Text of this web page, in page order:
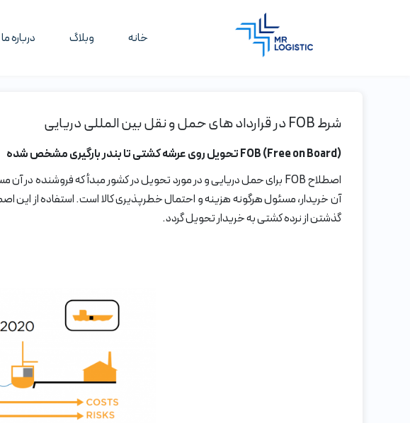
خانه وبلاگ درباره ما
شرط FOB در قرارداد های حمل و نقل بین المللی دریایی
FOB (Free on Board)تحویل روی عرشه کشتی تا بندر بارگیری مشخص شده
آن خریدار، مسئول هرگونه هزینه و احتمال خطرپذیری کالا است. استفاده از این
گذشتن از نرده کشتی به خریدار تحویل گردد.